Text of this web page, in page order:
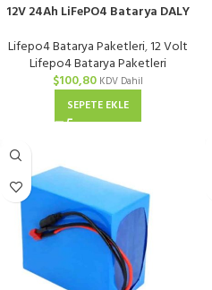
12V 24Ah LiFePO4 Batarya DALY
Lifepo4 Batarya Paketleri,12 Volt
Lifepo4 Batarya Paketleri
$100,80 KDV Dahil
SEPETE EKLE